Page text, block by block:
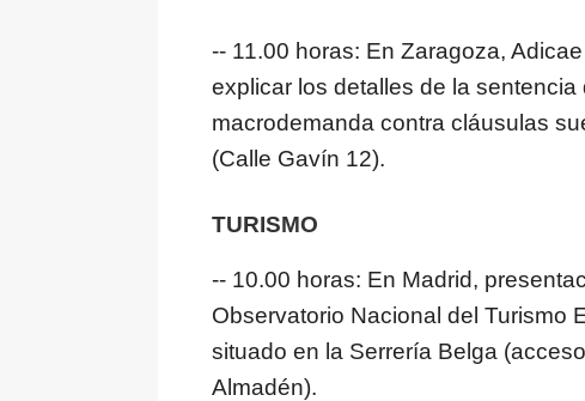
-- 11.00 horas: En Zaragoza,
explicar los detalles de la
macrodemanda contra cláusulas
(Calle Gavín 12).
TURISMO
-- 10.00 horas: En Madrid,
Observatorio Nacional del Turismo
situado en la Serrería Belga
Almadén).